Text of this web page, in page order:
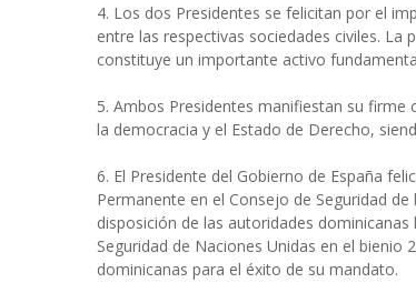
4. Los dos Presidentes se felicitan por el
entre las respectivas sociedades civiles.
constituye un importante activo
5. Ambos Presidentes manifiestan su
la democracia y el Estado de Derecho,
6. El Presidente del Gobierno de España
Permanente en el Consejo de Seguridad
disposición de las autoridades
Seguridad de Naciones Unidas en el bienio
dominicanas para el éxito de su mandato.